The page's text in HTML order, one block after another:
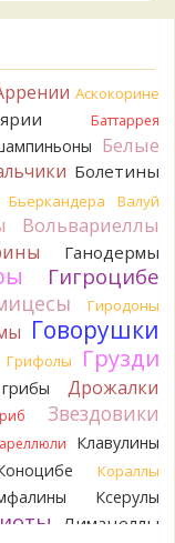
участием.
изменения
до конца
груздями!
растёт ещё по
лесах,но
Под соснами
Аскокорине
Баттаррея
Белые
Болетины
Бьеркандера Валуй
Вольвариеллы
Ганодермы
Гигроцибе
Гиродоны
Говорушки
Грифолы Грузди
Дрожалки
Звездовики
Клавулины
Кораллы
Ксерулы
Лимацеллы